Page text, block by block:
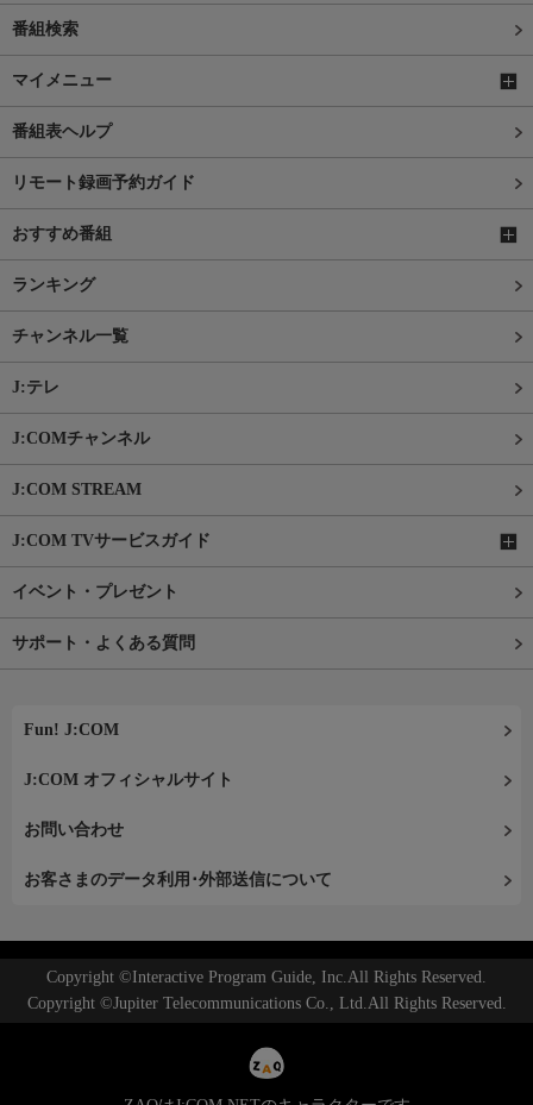
番組検索
マイメニュー
番組表ヘルプ
リモート録画予約ガイド
おすすめ番組
ランキング
チャンネル一覧
J:テレ
J:COMチャンネル
J:COM STREAM
J:COM TVサービスガイド
イベント・プレゼント
サポート・よくある質問
Fun! J:COM
J:COM オフィシャルサイト
お問い合わせ
お客さまのデータ利用･外部送信について
Copyright ©Interactive Program Guide, Inc.All Rights Reserved.
Copyright ©Jupiter Telecommunications Co., Ltd.All Rights Reserved.